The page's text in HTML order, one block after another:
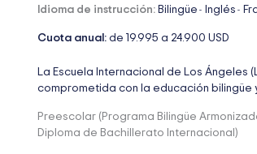
Idioma de instrucción: Bilingüe - Inglés -
Cuota anual: de 19.995 a 24.900 USD
La Escuela Internacional de Los Ángeles
comprometida con la educación bilingüe
Preescolar (Programa Bilingüe
Diploma de Bachillerato Internacional)